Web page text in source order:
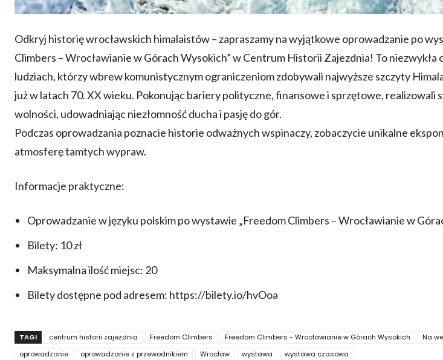
Odkryj historię wrocławskich himalaistów – zapraszamy na wyjątkowe oprowadzanie po
Climbers – Wrocławianie w Górach Wysokich” w Centrum Historii Zajezdnia! To niezwykła
ludziach, którzy wbrew komunistycznym ograniczeniom zdobywali najwyższe szczyty
już w latach 70. XX wieku. Pokonując bariery polityczne, finansowe i sprzętowe, realizowali
wolności, udowadniając niezłomność ducha i pasję do gór.
Podczas oprowadzania poznacie historie odważnych wspinaczy, zobaczycie unikalne
atmosferę tamtych wypraw.
Informacje praktyczne:
Oprowadzanie w języku polskim po wystawie „Freedom Climbers – Wrocławianie w
Bilety: 10 zł
Maksymalna ilość miejsc: 20
Bilety dostępne pod adresem: https://bilety.io/hvOoa
TAGI centrum historii zajezdnia Freedom Climbers Freedom Climbers - Wrocławianie w Górach Wysokich
Na
oprowadzanie
oprowadzanie z przewodnikiem Wrocław wystawa wystawa czasowa